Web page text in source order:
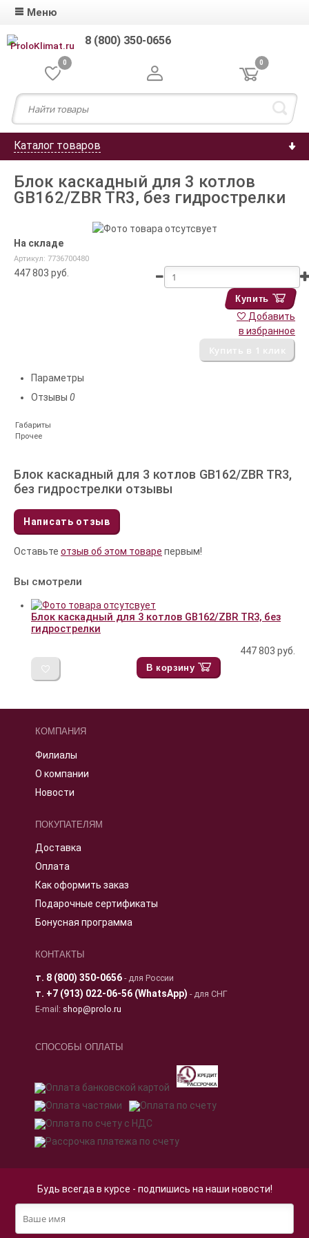
Меню
8 (800) 350-0656
0 0
Каталог товаров
Блок каскадный для 3 котлов
GB162/ZBR TR3, без гидрострелки
На складе
Артикул: 7736700480
447 803 руб.
Купить
Добавить
в избранное
Параметры
Отзывы 0
Габариты
Прочее
Блок каскадный для 3 котлов GB162/ZBR TR3,
без гидрострелки отзывы
Написать отзыв
Оставьте отзыв об этом товаре первым!
Вы смотрели
Блок каскадный для 3 котлов GB162/ZBR TR3, без
гидрострелки
447 803 руб.
В корзину
КОМПАНИЯ
Филиалы
О компании
Новости
ПОКУПАТЕЛЯМ
Доставка
Оплата
Как оформить заказ
Подарочные сертификаты
Бонусная программа
КОНТАКТЫ
т. 8 (800) 350-0656- для России
т. +7 (913) 022-06-56 (WhatsApp) - для СНГ
E-mail: shop@prolo.ru
СПОСОБЫ ОПЛАТЫ
Будь всегда в курсе - подпишись на наши новости!